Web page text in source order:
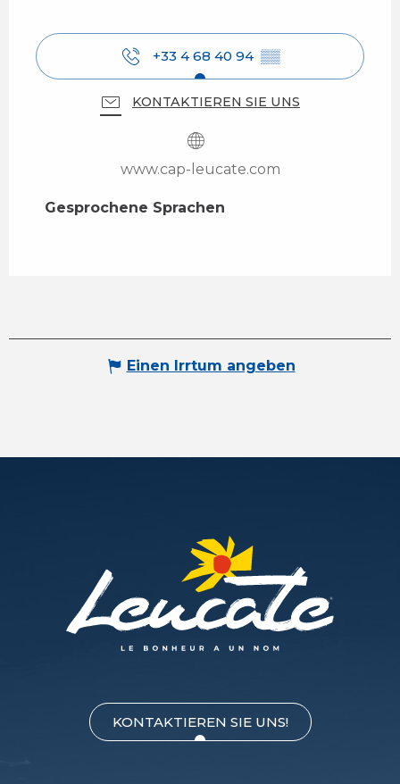
+33 4 68 40 94 ▒▒
KONTAKTIEREN SIE UNS
www.cap-leucate.com
Gesprochene Sprachen
Gesprochene Sprachen
Einen Irrtum angeben
KONTAKTIEREN SIE UNS!